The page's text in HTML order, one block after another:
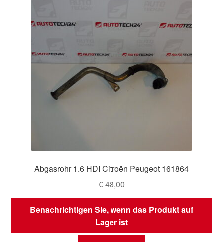
Abgasrohr 1.6 HDI Citroën Peugeot 161864
€48,00
Benachrichtigen Sie, wenn das Produkt auf
Lager ist